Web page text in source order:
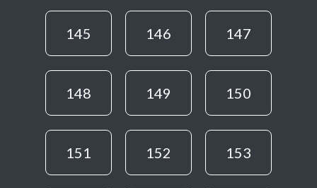
145 146 147
148 149 150
151 152 153